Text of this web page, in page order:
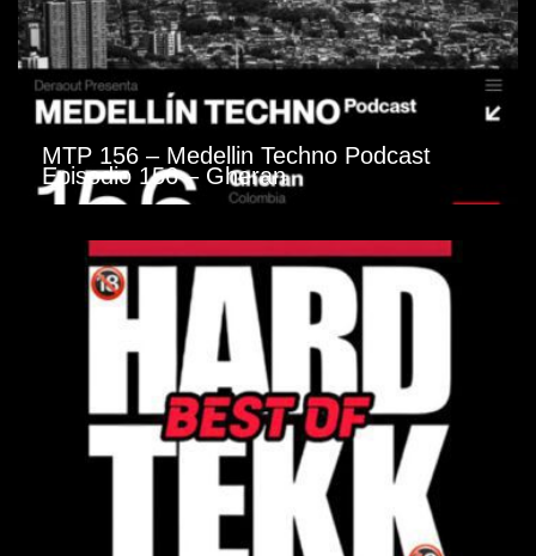
MTP 156 – Medellin Techno Podcast
Episodio 156 – Gheran